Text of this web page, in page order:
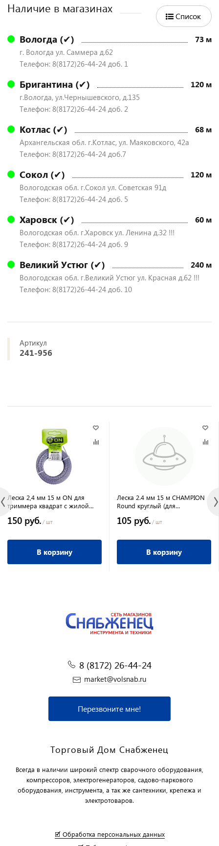
Наличие в магазинах
Список
Вологда (✔) 73 м
г. Вологда ул. Саммера д.62
Телефон: 8(8172)26-44-24 доб. 1
Бригантина (✔) 120 м
г.Вологда, ул.Чернышевского, д.135
Телефон: 8(8172)26-44-24 доб. 2
Котлас (✔) 68 м
Архангельская обл. г.Котлас, ул. Маяковского, 42а
Телефон: 8(8172)26-44-24 доб.7
Сокол (✔) 120 м
Вологодская обл. г.Сокол ул. Советская 91д
Телефон: 8(8172)26-44-24 доб. 5
Харовск (✔) 60 м
Вологодская обл. г.Харовск ул. Ленина д.32 !!!
Телефон: 8(8172)26-44-24 доб. 9
Великий Устюг (✔) 240 м
Вологодская обл. г.Великий Устюг ул. Красная д.62 !!!
Телефон: 8(8172)26-44-24 доб. 10
Артикул
241-956
Леска 2,4 мм 15 м ON для
триммера квадрат с жилой
150 руб. / шт
В корзину
Леска 2.4 мм 15 м CHAMPION
Round круглый (для
использования)
105 руб. / шт
В корзину
8 (8172) 26-44-24
market@volsnab.ru
Перезвоните мне!
Торговый Дом Снабженец
Всегда в наличии широкий спектр сварочного оборудования,
компрессоров, электрогенераторов, садово-паркового
оборудования, инструмента, а так же сантехники, крепежа и
электротоваров.
🗹 Обработка персональных данных